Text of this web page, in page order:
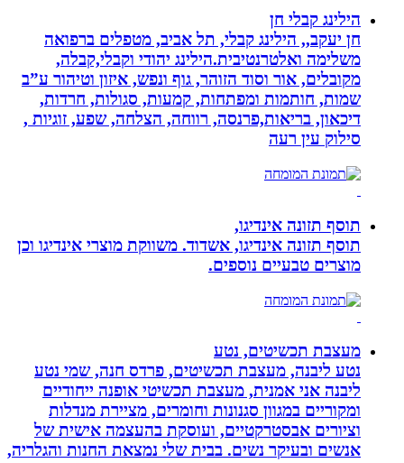
הילינג קבלי חן
חן יעקב,, הילינג קבלי, תל אביב, מטפלים ברפואה
משלימה ואלטרנטיבית.הילינג יהודי וקבלי,קבלה,
מקובלים, אור וסוד הזוהר, גוף ונפש, איזון וטיהור ע”ב
שמות, חותמות ומפתחות, קמעות, סגולות, חרדות,
דיכאון, בריאות,פרנסה, רווחה, הצלחה, שפע, זוגיות ,
סילוק עין רעה
תוסף תזונה אינדיגו,
תוסף תזונה אינדיגו, אשדוד. משווקת מוצרי אינדיגו וכן
מוצרים טבעיים נוספים.
מעצבת תכשיטים, נטע
נטע ליבנה, מעצבת תכשיטים, פרדס חנה, שמי נטע
ליבנה אני אמנית, מעצבת תכשיטי אופנה ייחודיים
ומקוריים במגוון סגנונות וחומרים, מציירת מנדלות
וציורים אבסטרקטיים, ועוסקת בהעצמה אישית של
אנשים ובעיקר נשים. בבית שלי נמצאת החנות והגלריה,